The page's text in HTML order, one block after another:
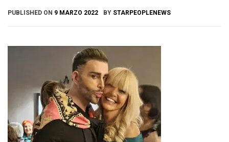
PUBLISHED ON 9 MARZO 2022 BY STARPEOPLENEWS